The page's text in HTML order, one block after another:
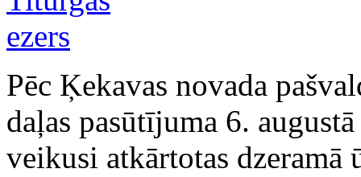
Pēc Ķekavas novada
daļas pasūtījuma 6.
veikusi atkārtotas dzeramā